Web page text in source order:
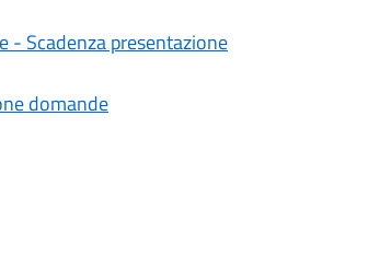
- Scadenza presentazione
domande